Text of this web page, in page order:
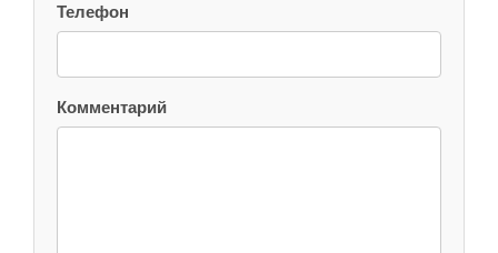
Телефон
Комментарий